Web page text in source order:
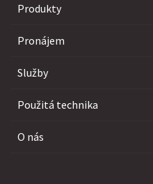
Produkty
Pronájem
Služby
Použitá technika
O nás